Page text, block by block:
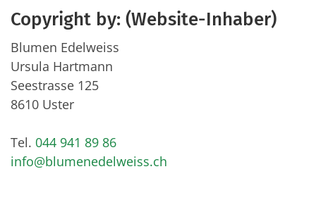
Copyright by: (Website-Inhaber)
Blumen Edelweiss
Ursula Hartmann
Seestrasse 125
8610 Uster
Tel. 044 941 89 86
info@blumenedelweiss.ch